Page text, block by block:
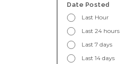
Date Posted
Last Hour
Last 24 hours
Last 7 days
Last 14 days